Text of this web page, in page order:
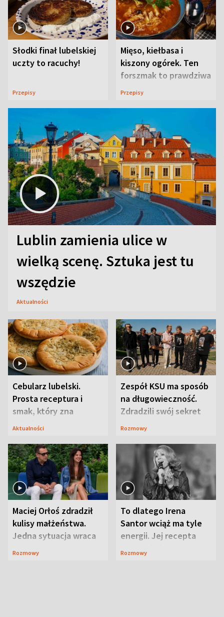
Słodki finał lubelskiej
uczty to racuchy!
Przepisy
Mięso, kiełbasa i
kiszony ogórek. Ten
forszmak to prawdziwa
uczta
Przepisy
Lublin zamienia ulice w
wielką scenę. Sztuka jest tu
wszędzie
Aktualności
Cebularz lubelski.
Prosta receptura i
smak, który zna
Lubelszczyzna
Aktualności
Zespół KSU ma sposób
na długowieczność.
Zdradzili swój sekret
Rozmowy
Maciej Orłoś zdradził
kulisy małżeństwa.
Jedna sytuacja wraca
jak bumerang
Rozmowy
To dlatego Irena
Santor wciąż ma tyle
energii. Jej recepta
jest zaskakująco
Rozmowy